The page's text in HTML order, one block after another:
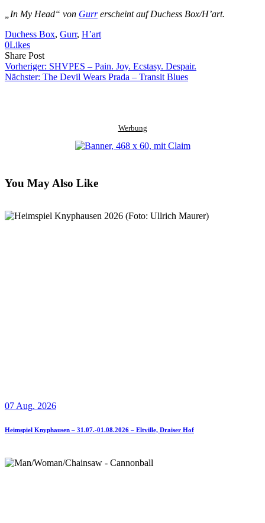
„In My Head“ von Gurrerscheint auf Duchess Box/H’art.
Duchess Box, Gurr, H’art
0Likes
Share PostShare
on
Facebook
Copy
URL
to
Send
Link
via
Vorheriger: SHVPES – Pain. Joy. Ecstasy. Despair.
Nächster: The Devil Wears Prada – Transit Blues
Werbung
You May Also Like
07 Aug. 2026
Heimspiel Knyphausen – 31.07.-01.08.2026 – Eltville, Draiser Hof